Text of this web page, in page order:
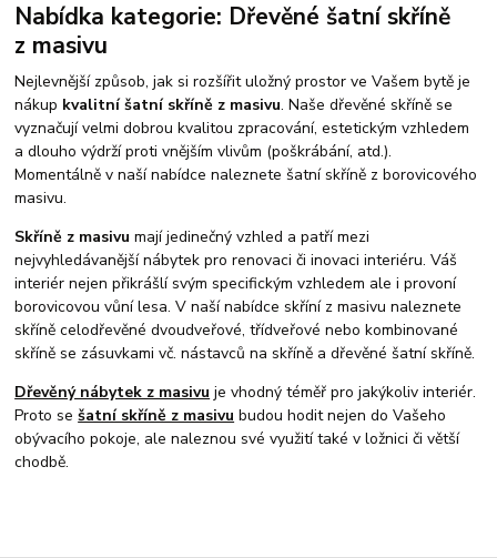
Nabídka kategorie: Dřevěné šatní skříně
z masivu
Nejlevnější způsob, jak si rozšířit uložný prostor ve Vašem bytě je
nákup kvalitní šatní skříně z masivu. Naše dřevěné skříně se
vyznačují velmi dobrou kvalitou zpracování, estetickým vzhledem
a dlouho výdrží proti vnějším vlivům (poškrábání, atd.).
Momentálně v naší nabídce naleznete šatní skříně z borovicového
masivu.
Skříně z masivu mají jedinečný vzhled a patří mezi
nejvyhledávanější nábytek pro renovaci či inovaci interiéru. Váš
interiér nejen přikrášlí svým specifickým vzhledem ale i provoní
borovicovou vůní lesa. V naší nabídce skříní z masivu naleznete
skříně celodřevěné dvoudveřové, třídveřové nebo kombinované
skříně se zásuvkami vč. nástavců na skříně a dřevěné šatní skříně.
Dřevěný nábytek z masivu je vhodný téměř pro jakýkoliv interiér.
Proto sešatní skříně z masivu budou hodit nejen do Vašeho
obývacího pokoje, ale naleznou své využití také v ložnici či větší
chodbě.